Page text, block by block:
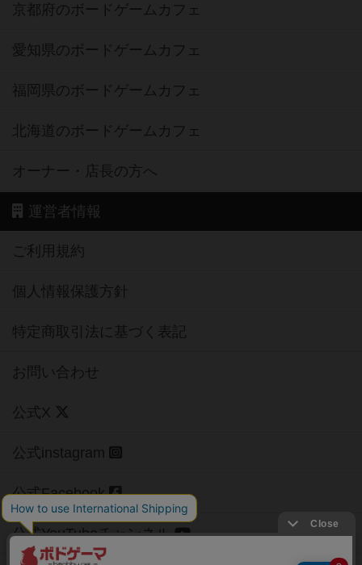
京都府のボードゲームカフェ
愛知県のボードゲームカフェ
福岡県のボードゲームカフェ
北海道のボードゲームカフェ
オーナー・店長の方へ
運営者情報
ご利用規約
個人情報保護方針
特定商取引法に基づく表記
お問い合わせ
公式X
公式instagram
公式Facebook
公式YouTubeチャンネル